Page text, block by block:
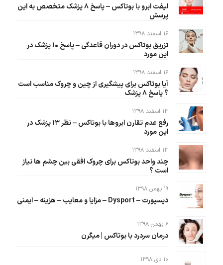
لیفت ابرو با بوتاکس – پاسخ ۸ پزشک متخصص به این
پرسش
۱۶ اسفند ۱۳۹۸
تزریق بوتاکس در دوران قاعدگی – پاسخ ۱۰ پزشک در
این مورد
۱۶ اسفند ۱۳۹۸
آیا بوتاکس برای پیشگیری از چین و چروک مناسب است
؟ پاسخ ۸ پزشک
۱۳ اسفند ۱۳۹۸
رفع عدم تقارن ابروها با بوتاکس – نظر ۱۳ پزشک در
این مورد
۱۳ اسفند ۱۳۹۸
چند واحد بوتاکس برای چروک افقی بین چشم ها نیاز
است ؟
۱۹ بهمن ۱۳۹۸
دیسپورت – Dysport – مزایا و معایب – هزینه – ایمنی
۶ بهمن ۱۳۹۸
درمان سردرد با بوتاکس | میگرن
۱۰ دی ۱۳۹۸